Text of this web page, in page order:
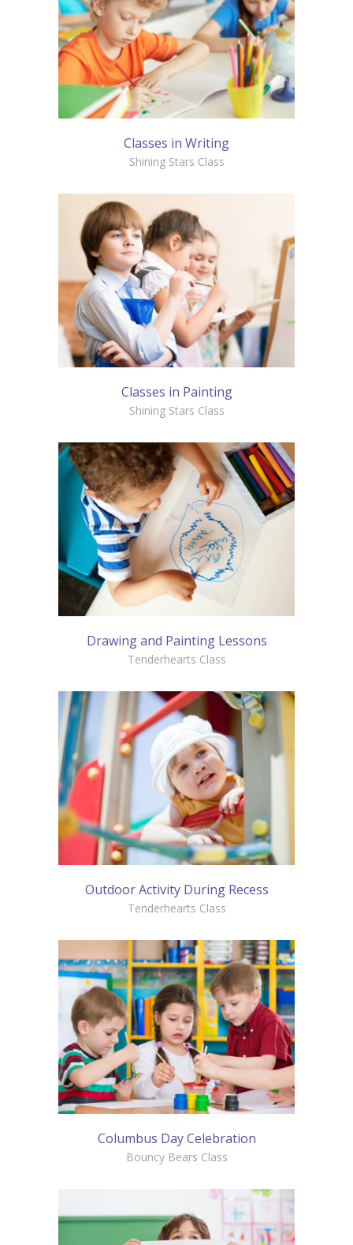
Classes in Writing
Shining Stars Class
Classes in Painting
Shining Stars Class
Drawing and Painting Lessons
Tenderhearts Class
Outdoor Activity During Recess
Tenderhearts Class
Columbus Day Celebration
Bouncy Bears Class